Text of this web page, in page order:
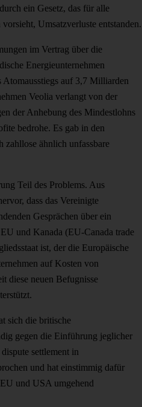
ein Gesetz, das für alle
Umsatzverluste entstanden.
im Vertrag über die
Energieunternehmen
Atomausstiegs auf 3,7 Milliarden
Veolia verlangt von der
der Anhebung des Mindestlohns
bedrohe. Es gab in den
zahllose ähnlich unfassbare
Teil des Problems. Aus
dass das Vereinigte
Gesprächen über ein
und Kanada (EU-Canada trade
ist, der die Europäische
auf Kosten von
diese neuen Befugnisse
sich die britische
gegen die Einführung jeglicher
settlement in
und hat einstimmig dafür
und USA umgehend